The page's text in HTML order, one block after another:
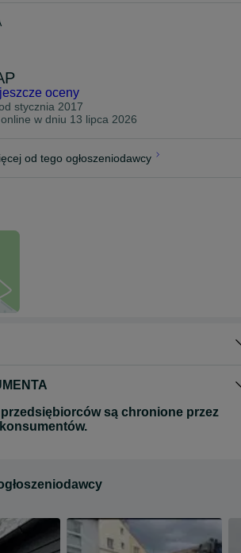
(Instytut Maszyn Budowlanych)
bardzo wytrzymałym aluminium
(można włożyć jeden najazd w drugi)
nawet do 110cm
(koparki/ładowarki/maszyny
wspierasz Polskę gospodarkę
oceny
stycznia 2017
w dniu 13 lipca 2026
od tego ogłoszeniodawcy
są chronione przez